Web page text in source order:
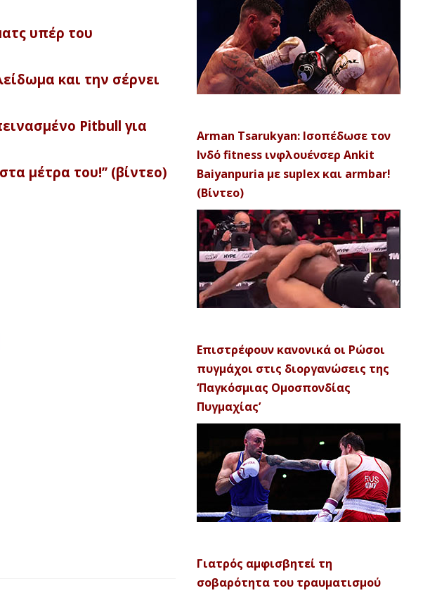
υπέρ του
και την σέρνει
Pitbull για
μέτρα του!’’ (βίντεο)
Arman Tsarukyan: Ισοπέδωσε τον
Ινδό fitness ινφλουένσερ Ankit
Baiyanpuria με suplex και armbar!
(Βίντεο)
Επιστρέφουν κανονικά οι Ρώσοι
πυγμάχοι στις διοργανώσεις της
‘Παγκόσμιας Ομοσπονδίας
Πυγμαχίας’
Γιατρός αμφισβητεί τη
σοβαρότητα του τραυματισμού